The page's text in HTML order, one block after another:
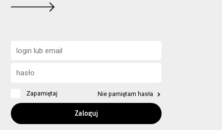
Zapamiętaj Nie pamiętam hasła